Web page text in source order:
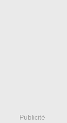
Publicité